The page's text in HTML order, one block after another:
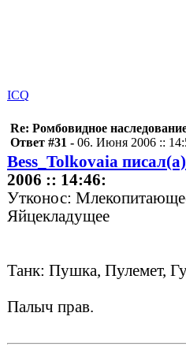
ICQ
Re: Ромбовидное
Ответ #31 - 06. Июня 2006 ::
Bess_Tolkovaia писал(а)
2006 :: 14:46:
Утконос:
Яйцекладущее
Танк: Пушка, Пулемет,
Палыч прав.